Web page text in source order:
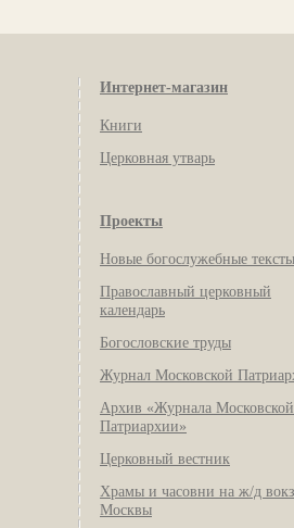
Интернет-магазин
Книги
Церковная утварь
Проекты
Новые богослужебные тексты
Православный церковный
календарь
Богословские труды
Журнал Московской
Архив «Журнала Московской
Патриархии»
Церковный вестник
Храмы и часовни на ж/д
Москвы